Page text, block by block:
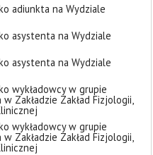
adiunkta na Wydziale
asystenta na Wydziale
asystenta na Wydziale
wykładowcy w grupie
Zakładzie Zakład Fizjologii,
wykładowcy w grupie
Zakładzie Zakład Fizjologii,